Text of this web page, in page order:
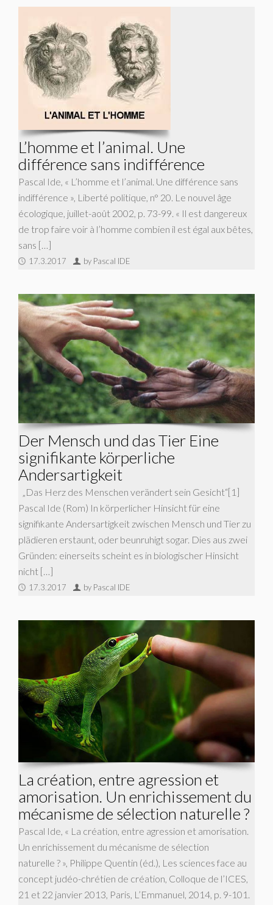
L’homme et l’animal. Une
différence sans indifférence
Pascal Ide, « L’homme et l’animal. Une différence sans
indifférence », Liberté politique, n° 20. Le nouvel âge
écologique, juillet-août 2002, p. 73-99. « Il est dangereux
de trop faire voir à l’homme combien il est égal aux bêtes,
sans […]
17.3.2017 by Pascal IDE
Der Mensch und das Tier Eine
signifikante körperliche
Andersartigkeit
„Das Herz des Menschen verändert sein Gesicht“[1]
Pascal Ide (Rom) In körperlicher Hinsicht für eine
signifikante Andersartigkeit zwischen Mensch und Tier zu
plädieren erstaunt, oder beunruhigt sogar. Dies aus zwei
Gründen: einerseits scheint es in biologischer Hinsicht
nicht […]
17.3.2017 by Pascal IDE
La création, entre agression et
amorisation. Un enrichissement du
mécanisme de sélection naturelle ?
Pascal Ide, « La création, entre agression et amorisation.
Un enrichissement du mécanisme de sélection
naturelle ? », Philippe Quentin (éd.), Les sciences face au
concept judéo-chrétien de création, Colloque de l’ICES,
21 et 22 janvier 2013, Paris, L’Emmanuel, 2014, p. 9-101.